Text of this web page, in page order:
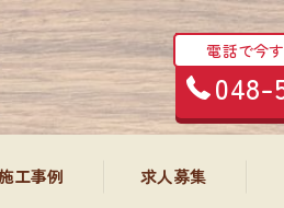
電話で今
048-
工事例 求人募集